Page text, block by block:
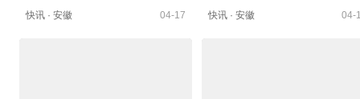
快讯 · 安徽 04-17 快讯· 安徽 04-